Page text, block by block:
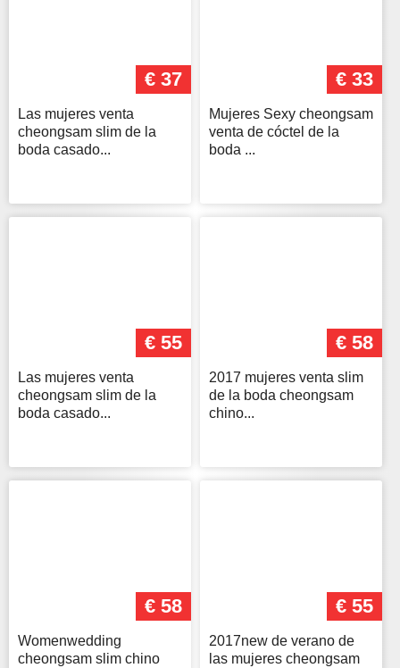
€ 37
Las mujeres venta
cheongsam slim de la
boda casado...
€ 33
Mujeres Sexy cheongsam
venta de cóctel de la
boda ...
€ 55
Las mujeres venta
cheongsam slim de la
boda casado...
€ 58
2017 mujeres venta slim
de la boda cheongsam
chino...
€ 58
Womenwedding
cheongsam slim chino
€ 55
2017new de verano de
las mujeres cheongsam